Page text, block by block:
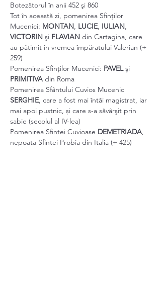
Botezătorul în anii 452 şi 860
Tot în această zi, pomenirea Sfinților
Mucenici: MONTAN, LUCIE, IULIAN,
VICTORIN şi FLAVIAN din Cartagina, care
au pătimit în vremea împăratului Valerian (+
259)
Pomenirea Sfinților Mucenici: PAVEL şi
PRIMITIVA din Roma
Pomenirea Sfântului Cuvios Mucenic
SERGHIE, care a fost mai întâi magistrat, iar
mai apoi pustnic, și care s-a săvârşit prin
sabie (secolul al IV-lea)
Pomenirea Sfintei Cuvioase DEMETRIADA,
nepoata Sfintei Probia din Italia (+ 425)